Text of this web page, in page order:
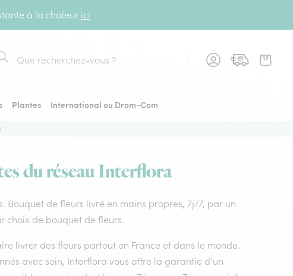
à la chaleur ici
Plantes
International ou Drom-Com
du réseau Interflora
Bouquet de fleurs livré en mains propres, 7j/7, par un
choix de bouquet de fleurs.
livrer des fleurs partout en France et dans le monde.
avec soin, Interflora vous offre la garantie d’un